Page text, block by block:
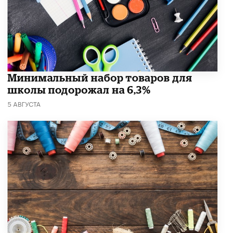
Минимальный набор товаров для
школы подорожал на 6,3%
5 АВГУСТА